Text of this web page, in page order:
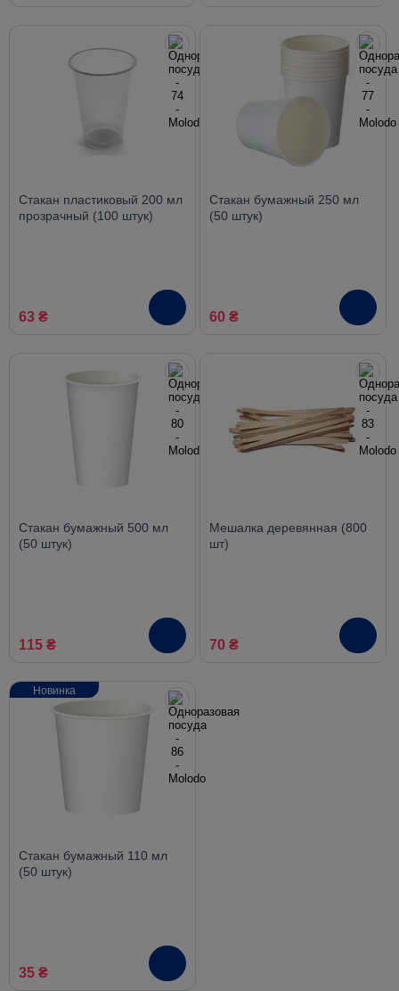
Стакан пластиковый 200 мл
прозрачный (100 штук)
63 ₴
Стакан бумажный 250 мл
(50 штук)
60 ₴
Стакан бумажный 500 мл
(50 штук)
115 ₴
Мешалка деревянная (800
шт)
70 ₴
Стакан бумажный 110 мл
(50 штук)
35 ₴
Новинка